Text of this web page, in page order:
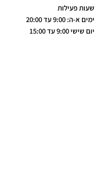
שעות פעילות
ימים א-ה: 9:00 עד 20:00
יום שישי 9:00 עד 15:00